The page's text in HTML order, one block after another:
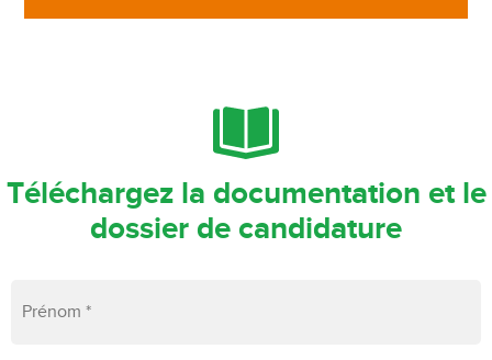
Téléchargez la documentation et le
dossier de candidature